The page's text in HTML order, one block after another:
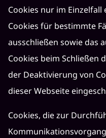
Cookies nur im
Cookies für bestimmte
ausschließen sowie das
Cookies beim Schließen
der Deaktivierung von
dieser Webseite
Cookies, die zur